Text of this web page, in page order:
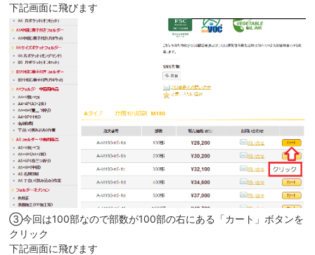
下記画面に飛びます
③今回は100部なので部数が100部の右にある「カート」ボタンを
クリック
下記画面に飛びます